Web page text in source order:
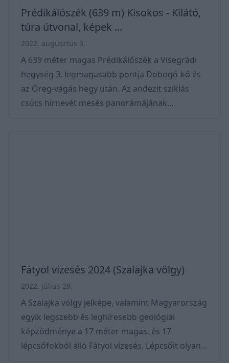
Prédikálószék (639 m) Kisokos - Kilátó,
túra útvonal, képek ...
2022. augusztus 3.
A 639 méter magas Prédikálószék a Visegrádi
hegység 3. legmagasabb pontja Dobogó-kő és
az Öreg-vágás hegy után. Az andezit sziklás
csúcs hírnevét mesés panorámájának
Fátyol vízesés 2024 (Szalajka völgy)
2022. július 29.
A Szalajka völgy jelképe, valamint Magyarország
egyik legszebb és leghíresebb geológiai
képződménye a 17 méter magas, és 17
lépcsőfokból álló Fátyol vízesés. Lépcsőit olyan